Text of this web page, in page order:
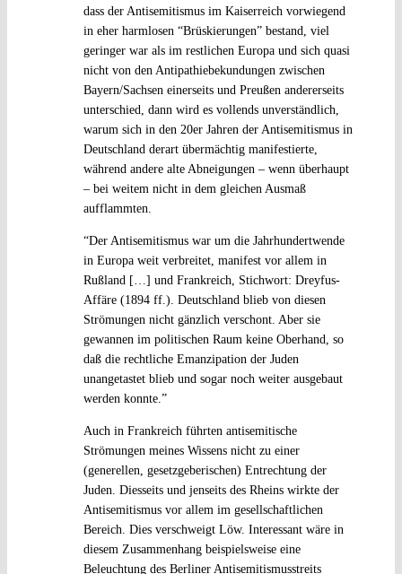
dass der Antisemitismus im Kaiserreich vorwiegend
in eher harmlosen “Brüskierungen” bestand, viel
geringer war als im restlichen Europa und sich quasi
nicht von den Antipathiebekundungen zwischen
Bayern/Sachsen einerseits und Preußen andererseits
unterschied, dann wird es vollends unverständlich,
warum sich in den 20er Jahren der Antisemitismus in
Deutschland derart übermächtig manifestierte,
während andere alte Abneigungen – wenn überhaupt
– bei weitem nicht in dem gleichen Ausmaß
aufflammten.
“Der Antisemitismus war um die Jahrhundertwende
in Europa weit verbreitet, manifest vor allem in
Rußland […] und Frankreich, Stichwort: Dreyfus-
Affäre (1894 ff.). Deutschland blieb von diesen
Strömungen nicht gänzlich verschont. Aber sie
gewannen im politischen Raum keine Oberhand, so
daß die rechtliche Emanzipation der Juden
unangetastet blieb und sogar noch weiter ausgebaut
werden konnte.”
Auch in Frankreich führten antisemitische
Strömungen meines Wissens nicht zu einer
(generellen, gesetzgeberischen) Entrechtung der
Juden. Diesseits und jenseits des Rheins wirkte der
Antisemitismus vor allem im gesellschaftlichen
Bereich. Dies verschweigt Löw. Interessant wäre in
diesem Zusammenhang beispielsweise eine
Beleuchtung des Berliner Antisemitismusstreits